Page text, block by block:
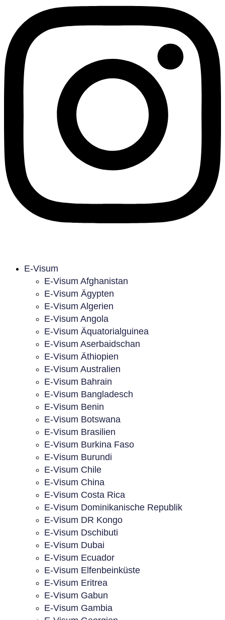
E-Visum
E-Visum Afghanistan
E-Visum Ägypten
E-Visum Algerien
E-Visum Angola
E-Visum Äquatorialguinea
E-Visum Aserbaidschan
E-Visum Äthiopien
E-Visum Australien
E-Visum Bahrain
E-Visum Bangladesch
E-Visum Benin
E-Visum Botswana
E-Visum Brasilien
E-Visum Burkina Faso
E-Visum Burundi
E-Visum Chile
E-Visum China
E-Visum Costa Rica
E-Visum Dominikanische Republik
E-Visum DR Kongo
E-Visum Dschibuti
E-Visum Dubai
E-Visum Ecuador
E-Visum Elfenbeinküste
E-Visum Eritrea
E-Visum Gabun
E-Visum Gambia